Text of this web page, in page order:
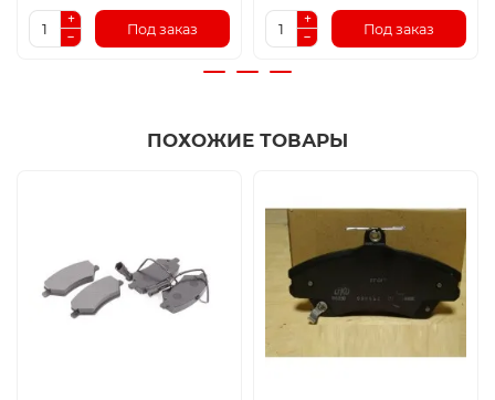
Под заказ Под заказ
ПОХОЖИЕ ТОВАРЫ